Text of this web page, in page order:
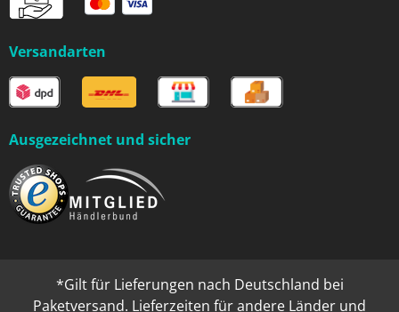
Versandarten
Ausgezeichnet und sicher
*Gilt für Lieferungen nach Deutschland bei
Paketversand. Lieferzeiten für andere Länder und